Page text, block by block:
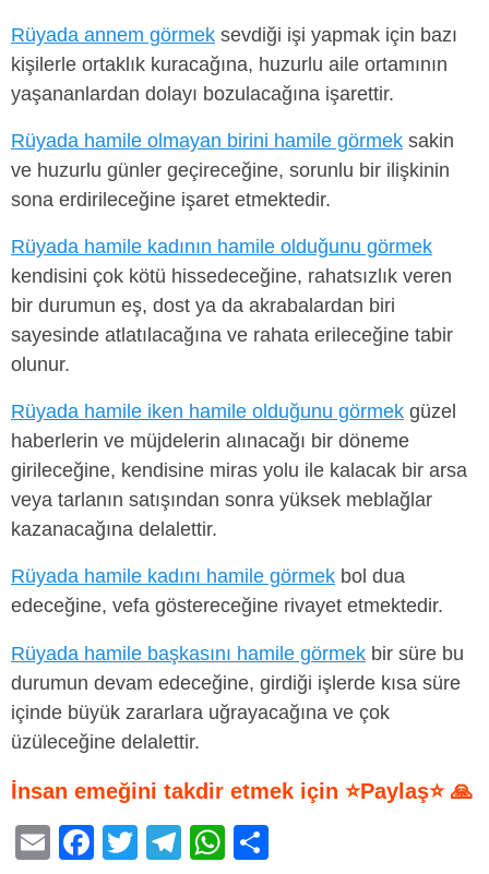
Rüyada annem görmek sevdiği işi yapmak için bazı
kişilerle ortaklık kuracağına, huzurlu aile ortamının
yaşananlardan dolayı bozulacağına işarettir.
Rüyada hamile olmayan birini hamile görmek sakin
ve huzurlu günler geçireceğine, sorunlu bir ilişkinin
sona erdirileceğine işaret etmektedir.
Rüyada hamile kadının hamile olduğunu görmek
kendisini çok kötü hissedeceğine, rahatsızlık veren
bir durumun eş, dost ya da akrabalardan biri
sayesinde atlatılacağına ve rahata erileceğine tabir
olunur.
Rüyada hamile iken hamile olduğunu görmek güzel
haberlerin ve müjdelerin alınacağı bir döneme
girileceğine, kendisine miras yolu ile kalacak bir arsa
veya tarlanın satışından sonra yüksek meblağlar
kazanacağına delalettir.
Rüyada hamile kadını hamile görmek bol dua
edeceğine, vefa göstereceğine rivayet etmektedir.
Rüyada hamile başkasını hamile görmek bir süre bu
durumun devam edeceğine, girdiği işlerde kısa süre
içinde büyük zararlara uğrayacağına ve çok
üzüleceğine delalettir.
İnsan emeğini takdir etmek için ⭐Paylaş⭐ 🙏
E
F
T
T
W